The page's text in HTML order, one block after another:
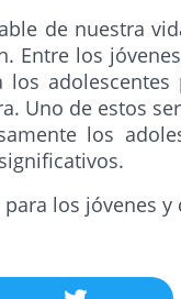
de nuestra
Entre los
los
Uno de estos
los
los jóvenes